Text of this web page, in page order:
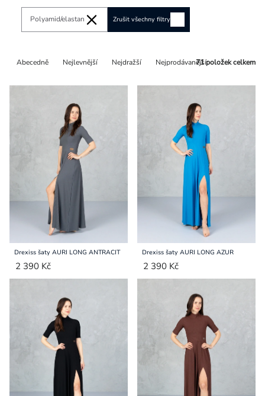
Řazení
Abecedně Nejlevnější Nejdražší Nejprodávanější
71položek celkem
Polyamid/elastan Zrušit všechny filtry
Drexiss šaty AURI LONG ANTRACIT
2 390 Kč
Drexiss šaty AURI LONG AZUR
2 390 Kč